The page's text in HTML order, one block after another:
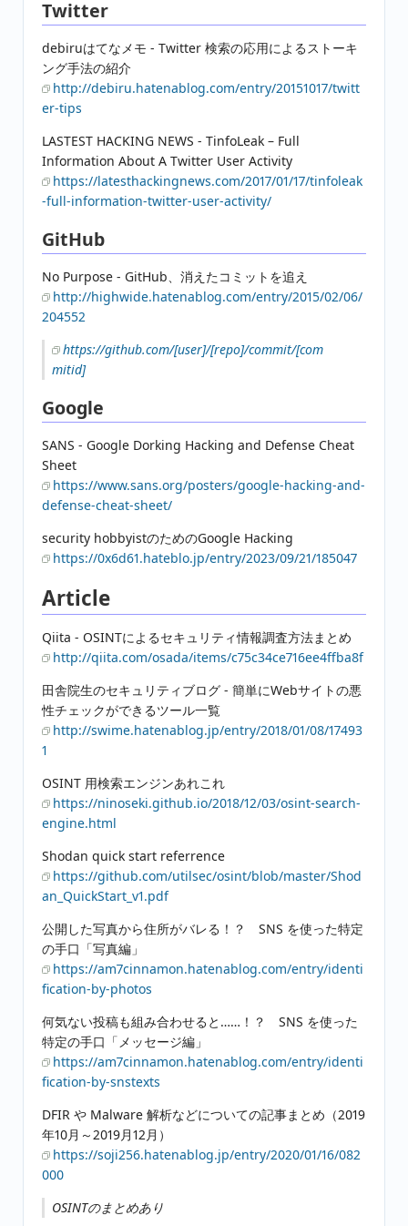
Twitter
debiruはてなメモ - Twitter 検索の応用によるストーキ
ング手法の紹介
http://debiru.hatenablog.com/entry/20151017/twitt
er-tips
LASTEST HACKING NEWS - TinfoLeak – Full
Information About A Twitter User Activity
https://latesthackingnews.com/2017/01/17/tinfoleak
-full-information-twitter-user-activity/
GitHub
No Purpose - GitHub、消えたコミットを追え
http://highwide.hatenablog.com/entry/2015/02/06/
204552
https://github.com/[user]/[repo]/commit/[com
mitid]
Google
SANS - Google Dorking Hacking and Defense Cheat
Sheet
https://www.sans.org/posters/google-hacking-and-
defense-cheat-sheet/
security hobbyistのためのGoogle Hacking
https://0x6d61.hateblo.jp/entry/2023/09/21/185047
Article
Qiita - OSINTによるセキュリティ情報調査方法まとめ
http://qiita.com/osada/items/c75c34ce716ee4ffba8f
田舎院生のセキュリティブログ - 簡単にWebサイトの悪
性チェックができるツール一覧
http://swime.hatenablog.jp/entry/2018/01/08/17493
1
OSINT 用検索エンジンあれこれ
https://ninoseki.github.io/2018/12/03/osint-search-
engine.html
Shodan quick start referrence
https://github.com/utilsec/osint/blob/master/Shod
an_QuickStart_v1.pdf
公開した写真から住所がバレる！？ SNS を使った特定
の手口「写真編」
https://am7cinnamon.hatenablog.com/entry/identi
fication-by-photos
何気ない投稿も組み合わせると……！？ SNS を使った
特定の手口「メッセージ編」
https://am7cinnamon.hatenablog.com/entry/identi
fication-by-snstexts
DFIR や Malware 解析などについての記事まとめ（2019
年10月～2019月12月）
https://soji256.hatenablog.jp/entry/2020/01/16/082
000
OSINTのまとめあり